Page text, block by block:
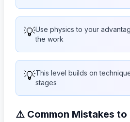
💡Use physics to your
the work
💡This level builds on
stages
⚠️ Common Mistakes to